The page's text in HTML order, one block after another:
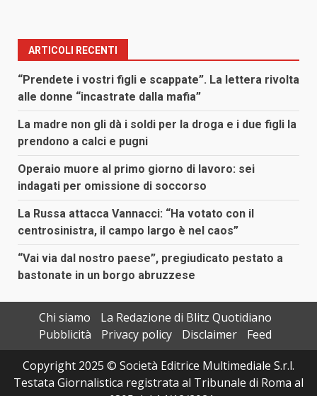
ARTICOLI RECENTI
“Prendete i vostri figli e scappate”. La lettera rivolta
alle donne “incastrate dalla mafia”
La madre non gli dà i soldi per la droga e i due figli la
prendono a calci e pugni
Operaio muore al primo giorno di lavoro: sei
indagati per omissione di soccorso
La Russa attacca Vannacci: “Ha votato con il
centrosinistra, il campo largo è nel caos”
“Vai via dal nostro paese”, pregiudicato pestato a
bastonate in un borgo abruzzese
Chi siamo
La Redazione di Blitz Quotidiano
Pubblicità
Privacy policy Disclaimer
Feed
Copyright 2025 © Società Editrice Multimediale S.r.l.
Testata Giornalistica registrata al Tribunale di Roma al